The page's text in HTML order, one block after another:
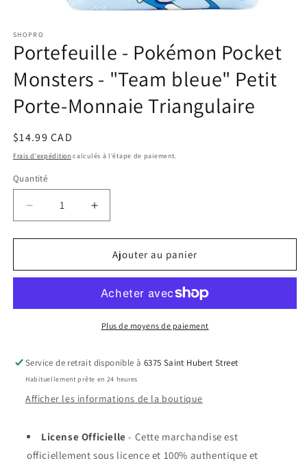
média
1
dans
fenêtre
modale
SHOPRO
Portefeuille - Pokémon Pocket
Monsters - "Team bleue" Petit
Porte-Monnaie Triangulaire
Prix
habituel
$14.99 CAD
Frais d'expédition calculés à l'étape de paiement.
Quantité
Réduire
la
quantité
Portefeuille
Pocket
bleue&quot;
Petit
Porte-
Augmenter
la
quantité
Portefeuille
Pokémon
Pocket
Monsters
bleue&quot;
Petit
Porte-
Ajouter au panier
Plus de moyens de paiement
Service de retrait disponible à 6375 Saint Hubert Street
Habituellement prête en 24 heures
Afficher les informations de la boutique
License Officielle - Cette marchandise est
officiellement sous licence et 100% authentique et